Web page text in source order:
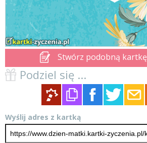
Stwórz podobną kartkę
Podziel się ...
Wyślij adres z kartką